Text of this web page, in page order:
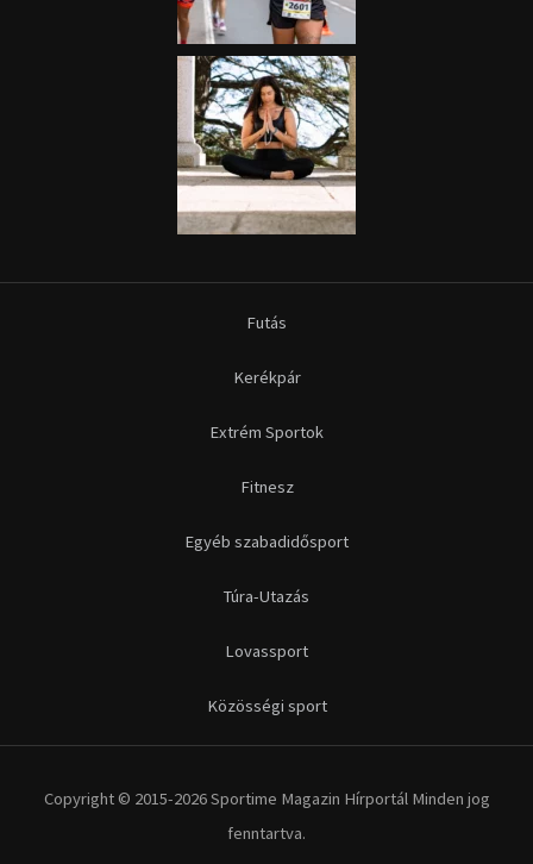
Futás
Kerékpár
Extrém Sportok
Fitnesz
Egyéb szabadidősport
Túra-Utazás
Lovassport
Közösségi sport
Copyright © 2015-2026 Sportime Magazin Hírportál Minden jog
fenntartva.